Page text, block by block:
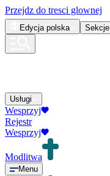
Przejdz do tresci glownej
Edycja polska Sekcje
Usługi
Wesprzyj
Rejestr
Wesprzyj
Modlitwa
Menu